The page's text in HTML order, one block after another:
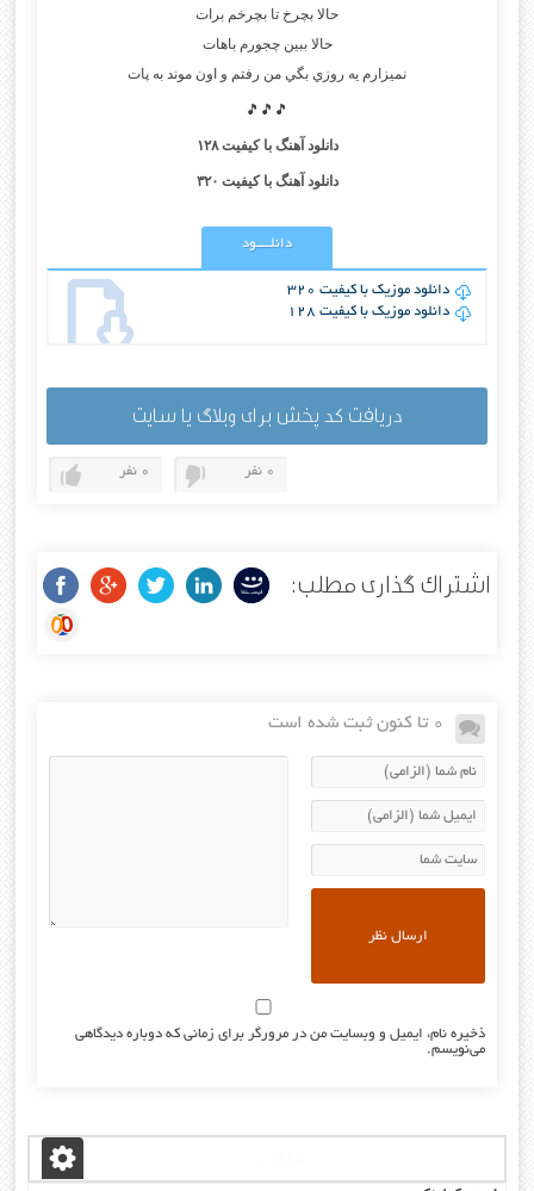
حالا بچرخ تا بچرخم برات
حالا ببين چجورم باهات
نميزارم يه روزي بگي من رفتم و اون موند به پات
🎵🎵🎵
دانلود آهنگ با کیفیت ۱۲۸
دانلود آهنگ با کیفیت ۳۲۰
دانلــــود
دانلود موزیک با کیفیت 320
دانلود موزیک با کیفیت 128
دریافت کد پخش برای وبلاگ یا سایت
0 نفر 0 نفر
اشتراک گذاری مطلب:
0 تا کنون ثبت شده است
ذخیره نام، ایمیل و وبسایت من در مرورگر برای زمانی که دوباره دیدگاهی
می‌نویسم.